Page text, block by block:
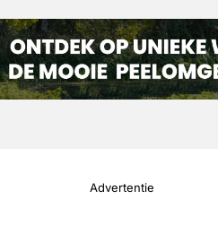
Advertentie